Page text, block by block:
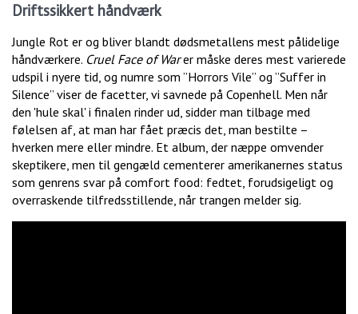
Driftssikkert håndværk
Jungle Rot er og bliver blandt dødsmetallens mest pålidelige
håndværkere. Cruel Face of Warer måske deres mest varierede
udspil i nyere tid, og numre som ”Horrors Vile” og ”Suffer in
Silence” viser de facetter, vi savnede på Copenhell. Men når
den 'hule skal' i finalen rinder ud, sidder man tilbage med
følelsen af, at man har fået præcis det, man bestilte –
hverken mere eller mindre. Et album, der næppe omvender
skeptikere, men til gengæld cementerer amerikanernes status
som genrens svar på comfort food: fedtet, forudsigeligt og
overraskende tilfredsstillende, når trangen melder sig.